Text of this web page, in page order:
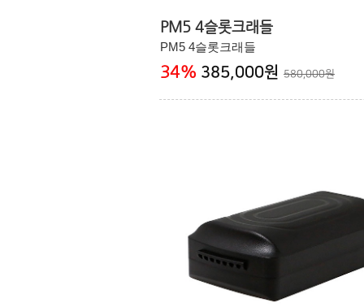
PM5 4슬롯크래들
PM5 4슬롯크래들
34% 385,000원 580,000원